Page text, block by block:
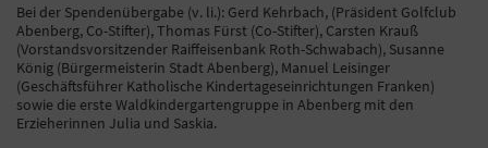
Bei der Spendenübergabe (v. li.): Gerd Kehrbach, (Präsident Golfclub
Abenberg, Co-Stifter), Thomas Fürst (Co-Stifter), Carsten Krauß
(Vorstandsvorsitzender Raiffeisenbank Roth-Schwabach), Susanne
König (Bürgermeisterin Stadt Abenberg), Manuel Leisinger
(Geschäftsführer Katholische Kindertageseinrichtungen Franken)
sowie die erste Waldkindergartengruppe in Abenberg mit den
Erzieherinnen Julia und Saskia.